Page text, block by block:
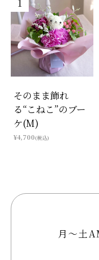
そのまま飾れ
る“こねこ”のブー
ケ(M)
¥4,700(税込)
月～土